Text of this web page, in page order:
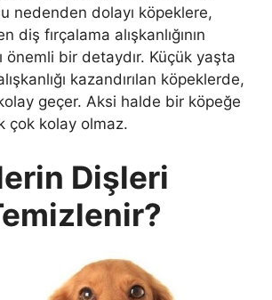
nedenden dolayı köpeklere,
diş fırçalama alışkanlığının
önemli bir detaydır. Küçük yaşta
kazandırılan köpeklerde,
geçer. Aksi halde bir köpeğe
çok kolay olmaz.
Dişleri